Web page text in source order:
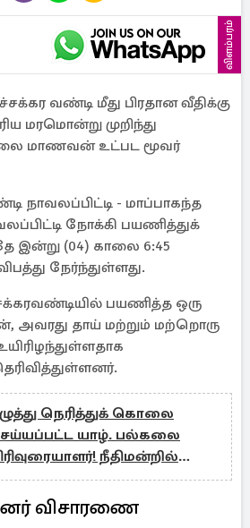
விளம்பரம்
வண்டி மீது பிரதான வீதிக்கு
மரமொன்று முறிந்து
மாணவன் உட்பட மூவர்
நாவலப்பிட்டி - மாப்பாகந்த
நோக்கி பயணித்துக்
இன்று (04) காலை 6:45
நேர்ந்துள்ளது.
பயணித்த ஒரு
அவரது தாய் மற்றும் மற்றொரு
நெரித்துக் கொலை
யாழ். பல்கலை
நீதிமன்றில்
விசாரணை